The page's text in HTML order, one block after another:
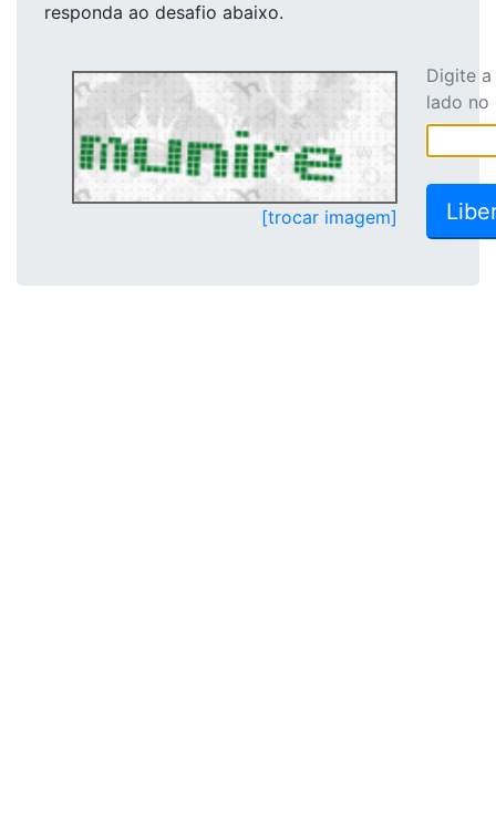
responda ao desafio abaixo.
[trocar imagem]
Digite
lado no